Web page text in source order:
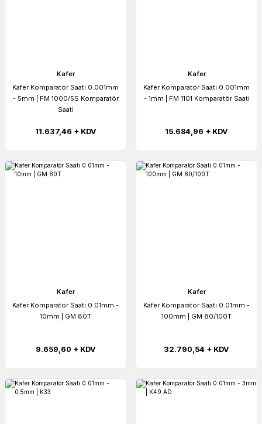
Kafer
Kafer Komparatör Saati 0.001mm
- 5mm | FM 1000/5S Komparatör
Saati
11.637,46 + KDV
Kafer
Kafer Komparatör Saati 0.001mm
- 1mm | FM 1101 Komparatör Saati
15.684,96 + KDV
Kafer
Kafer Komparatör Saati 0.01mm -
10mm | GM 80T
9.659,60 + KDV
Kafer
Kafer Komparatör Saati 0.01mm -
100mm | GM 80/100T
32.790,54 + KDV